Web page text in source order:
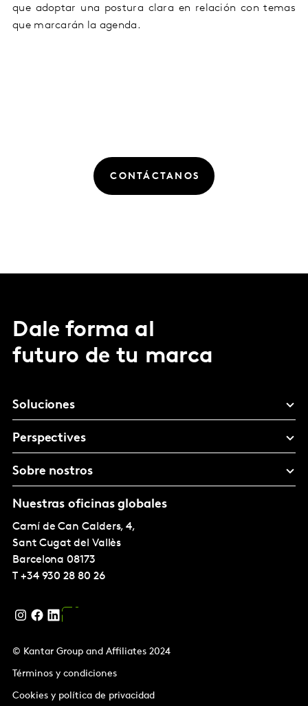
que adoptar una postura clara en relación con temas
que marcarán la agenda.
CONTÁCTANOS
Dale forma al
futuro de tu marca
Soluciones
Perspectives
Sobre nostros
Nuestras oficinas globales
Camí de Can Calders, 4,
Sant Cugat del Vallès
Barcelona 08173
T +34 930 28 80 26
© Kantar Group and Affiliates 2024
Términos y condiciones
Cookies y política de privacidad